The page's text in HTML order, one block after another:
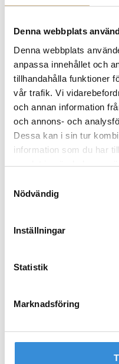
Denna webbplats
Denna webbplats
anpassa innehållet och
tillhandahålla funktioner
vår trafik. Vi
och annan information
och annons- och
Dessa kan i sin tur
information som du har
samlat in när du har
Nödvändig
Inställningar
Statistik
Marknadsföring
3.900 kr